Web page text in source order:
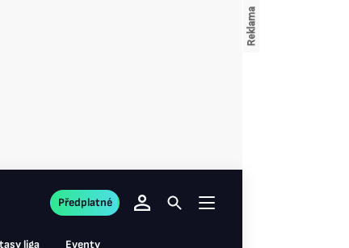
liga Eventy
Předplatné